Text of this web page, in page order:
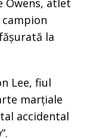
la
Lee, fiul
marțiale
accidental